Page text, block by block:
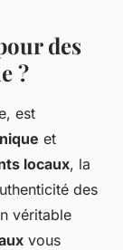
des
?
est
et
locaux, la
des
véritable
vous